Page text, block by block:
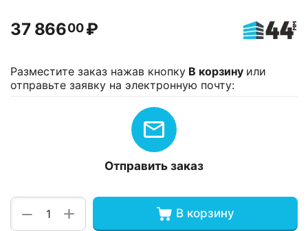
37 86600 ₽
Разместите заказ нажав кнопку В корзину или
отправьте заявку на электронную почту:
Отправить заказ
+
− В корзину